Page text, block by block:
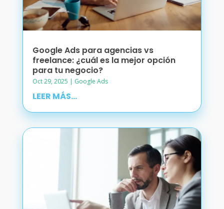
Google Ads para agencias vs
freelance: ¿cuál es la mejor opción
para tu negocio?
Oct 29, 2025 | Google Ads
LEER MÁS...